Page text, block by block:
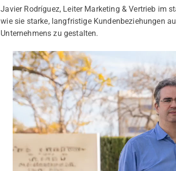
Javier Rodríguez, Leiter Marketing & Vertrieb im
wie sie starke, langfristige Kundenbeziehungen
Unternehmens zu gestalten.